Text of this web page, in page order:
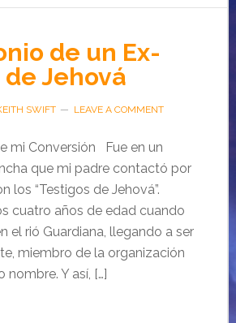
de un Ex-
Jehová
SWIFT LEAVE A COMMENT
mi Conversión Fue en un
que mi padre contactó por
los “Testigos de Jehová”.
cuatro años de edad cuando
el rió Guardiana, llegando a ser
miembro de la organización
nombre. Y así, […]